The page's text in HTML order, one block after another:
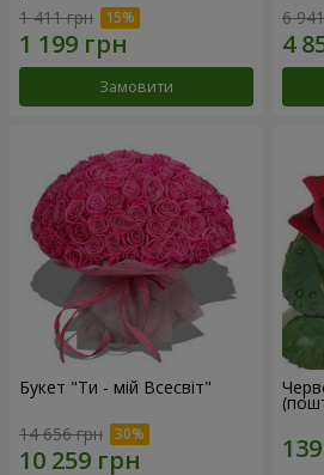
1 411 грн
Замовити
6
Букет "Ти - мій Всесвіт"
14 656 грн